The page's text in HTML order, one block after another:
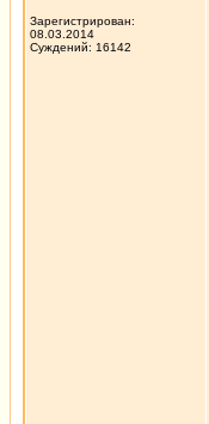
Зарегистрирован:
08.03.2014
Суждений: 16142